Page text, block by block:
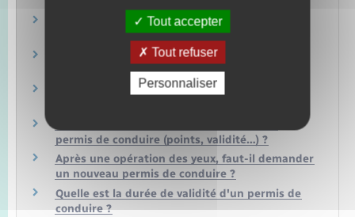
Comment signaler une erreur sur votre permis
de conduire ?
Quelles aides pour financer le permis de
Conduite accompagnée : quelle formule
permis de conduire (points, validité…) ?
Après une opération des yeux, faut-il demander
un nouveau permis de conduire ?
Quelle est la durée de validité d'un permis de
conduire ?
Tout accepter
Tout refuser
Personnaliser